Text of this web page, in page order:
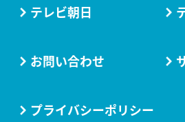
テレビ朝日
お問い合わせ
プライバシーポリシー